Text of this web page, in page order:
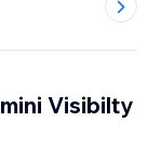
Visibilty